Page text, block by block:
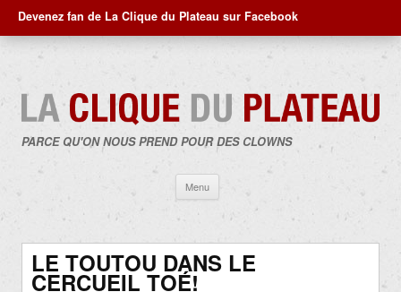
Devenez fan de La Clique du Plateau sur Facebook
PARCE QU'ON NOUS PREND POUR DES CLOWNS
Menu
contenu
LE TOUTOU DANS LE
CERCUEIL TOÉ!